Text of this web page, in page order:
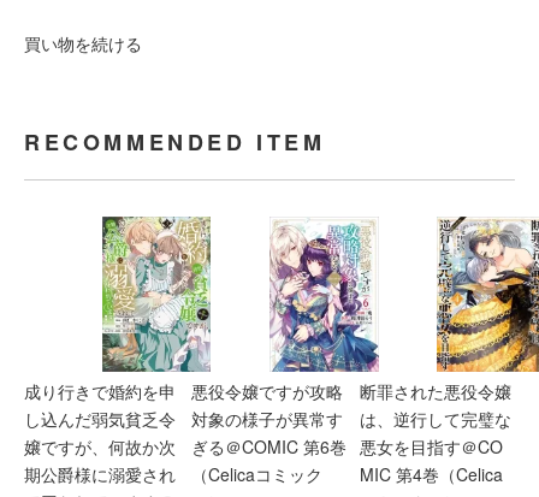
買い物を続ける
RECOMMENDED ITEM
成り行きで婚約を申
し込んだ弱気貧乏令
嬢ですが、何故か次
期公爵様に溺愛され
悪役令嬢ですが攻略
対象の様子が異常す
ぎる＠COMIC 第6巻
（Celicaコミック
断罪された悪役令嬢
は、逆行して完璧な
悪女を目指す＠CO
MIC 第4巻（Celica